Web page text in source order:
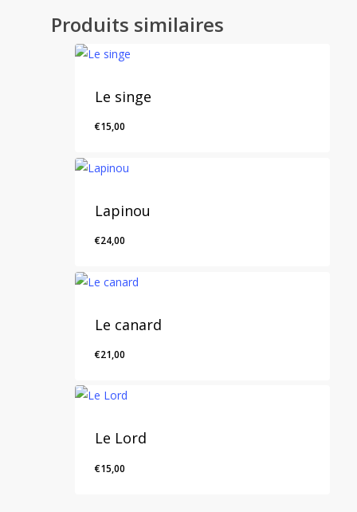
Produits similaires
Le singe
€15,00
Lapinou
€24,00
Le canard
€21,00
Le Lord
€15,00